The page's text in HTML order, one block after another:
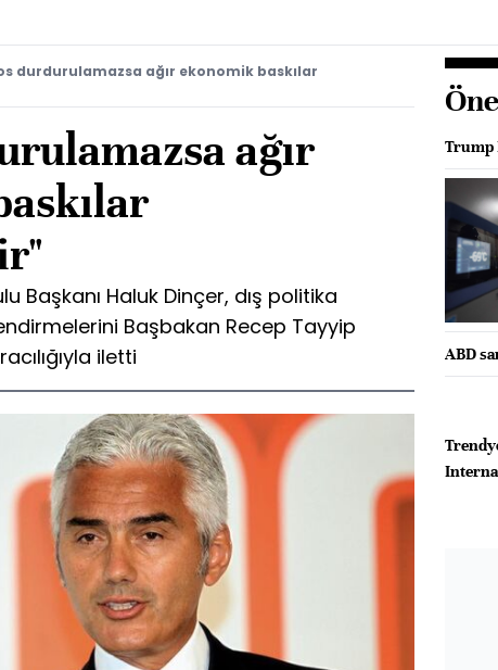
durdurulamazsa ağır ekonomik baskılar
ağır
Başkanı Haluk Dinçer, dış politika
Başbakan Recep Tayyip
iletti
Trump
ABD